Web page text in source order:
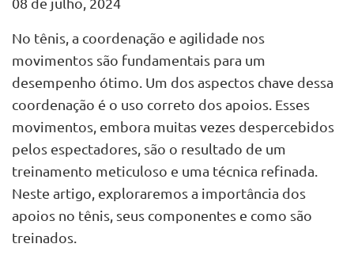
No tênis, a coordenação e agilidade nos
movimentos são fundamentais para um
desempenho ótimo. Um dos aspectos chave dessa
coordenação é o uso correto dos apoios. Esses
movimentos, embora muitas vezes despercebidos
pelos espectadores, são o resultado de um
treinamento meticuloso e uma técnica refinada.
Neste artigo, exploraremos a importância dos
apoios no tênis, seus componentes e como são
treinados.